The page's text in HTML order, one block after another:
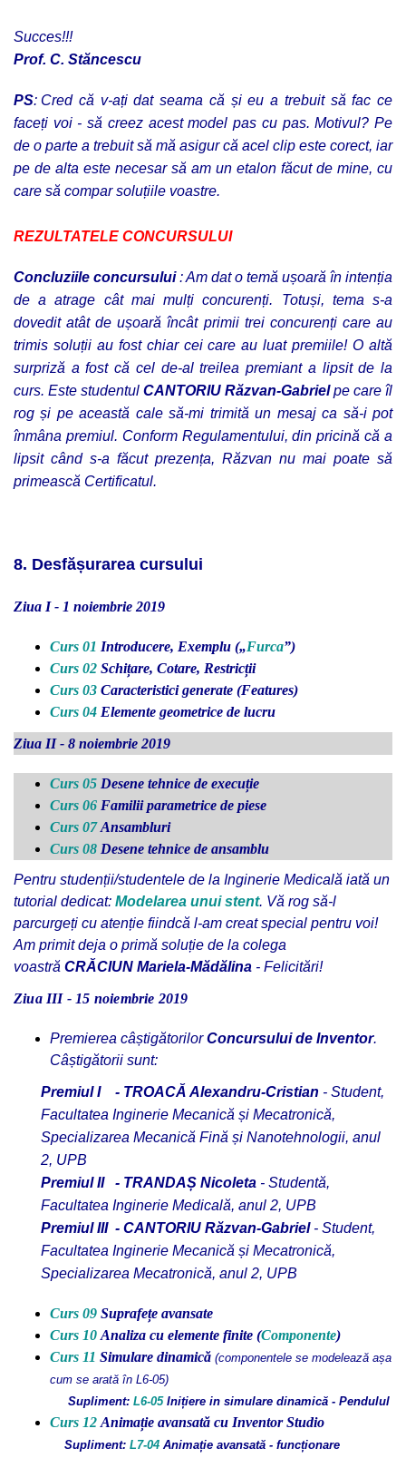
Succes!!!
Prof. C. Stăncescu
PS: Cred că v-ați dat seama că și eu a trebuit să fac ce
faceți voi - să creez acest model pas cu pas. Motivul? Pe
de o parte a trebuit să mă asigur că acel clip este corect, iar
pe de alta este necesar să am un etalon făcut de mine, cu
care să compar soluțiile voastre.
REZULTATELE CONCURSULUI
Concluziile concursului : Am dat o temă ușoară în intenția
de a atrage cât mai mulți concurenți. Totuși, tema s-a
dovedit atât de ușoară încât primii trei concurenți care au
trimis soluții au fost chiar cei care au luat premiile! O altă
surpriză a fost că cel de-al treilea premiant a lipsit de la
curs. Este studentul CANTORIU Răzvan-Gabriel pe care îl
rog și pe această cale să-mi trimită un mesaj ca să-i pot
înmâna premiul. Conform Regulamentului, din pricină că a
lipsit când s-a făcut prezența, Răzvan nu mai poate să
primească Certificatul.
8. Desfășurarea cursului
Ziua I - 1 noiembrie 2019
Curs 01 Introducere, Exemplu („Furca”)
Curs 02 Schițare, Cotare, Restricții
Curs 03 Caracteristici generate (Features)
Curs 04 Elemente geometrice de lucru
Ziua II - 8 noiembrie 2019
Curs 05 Desene tehnice de execuție
Curs 06 Familii parametrice de piese
Curs 07 Ansambluri
Curs 08 Desene tehnice de ansamblu
Pentru studenții/studentele de la Inginerie Medicală iată un
tutorial dedicat: Modelarea unui stent. Vă rog să-l
parcurgeți cu atenție fiindcă l-am creat special pentru voi!
Am primit deja o primă soluție de la colega
voastră CRĂCIUN Mariela-Mădălina - Felicitări!
Ziua III - 15 noiembrie 2019
Premierea câștigătorilor Concursului de Inventor.
Câștigătorii sunt:
Premiul I - TROACĂ Alexandru-Cristian - Student,
Facultatea Inginerie Mecanică și Mecatronică,
Specializarea Mecanică Fină și Nanotehnologii, anul
2, UPB
Premiul II - TRANDAȘ Nicoleta - Studentă,
Facultatea Inginerie Medicală, anul 2, UPB
Premiul III - CANTORIU Răzvan-Gabriel - Student,
Facultatea Inginerie Mecanică și Mecatronică,
Specializarea Mecatronică, anul 2, UPB
Curs 09 Suprafețe avansate
Curs 10 Analiza cu elemente finite (Componente)
Curs 11 Simulare dinamică (componentele se modelează așa
cum se arată în L6-05)
Supliment: L6-05 Inițiere in simulare dinamică - Pendulul
Curs 12 Animație avansată cu Inventor Studio
Supliment: L7-04 Animație avansată - funcționare